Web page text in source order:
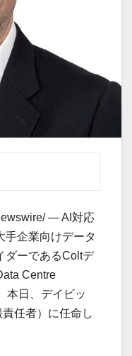
—AI対応
手企業向けデータ
ダーであるColtデ
Centre
本日、デイビッ
任者）に任命し